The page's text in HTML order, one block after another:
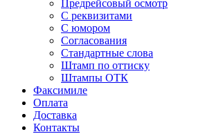
Предрейсовый осмотр
С реквизитами
С юмором
Согласования
Стандартные слова
Штамп по оттиску
Штампы ОТК
Факсимиле
Оплата
Доставка
Контакты